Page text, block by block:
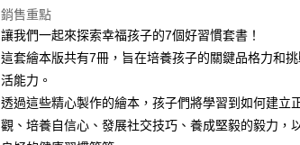
1.本服務係由「台灣大哥大股份有限公司」（以下簡稱本公司
用戶於交易時，得透過本服務購買商品或服務，並由商店將買
款買賣價金債權讓與本公司後，依約使用本公司帳單繳交帳
資料（包含姓名、電話或地址）提供予台灣大哥大進項蒐集、
用，由本公司與您本人進行分期帳單所需資料之確認、核對
3.完整用戶服務條款，請詳閱以下連結：
https://oppay.tw/
／ATM／網路銀行／等多元方式進行付款，方視為交易完成。
※ 請注意：結帳手續完成當下不需立刻繳費，但若您需要取
絡購買商品的店家。未經商家同意取消之訂單仍視為有效，需
先享後付繳納相關費用。
※ 交易是否成功請以「AFTEE先享後付 」之結帳頁面顯示為
是否繳費成功／繳費後需取消欲退款等相關疑問，請聯繫「
付客戶支援中心」https://netprotections.freshdesk.com/
國內宅配/郵寄 (不適用離島、海外及郵局i郵箱)
每筆NT$70，滿NT$800(含以上)免運費
離島宅配（澎湖、金門、馬祖、小琉球；不適用於郵
銷售重點
讓我們一起來探索幸福孩子的7個好習慣套書！
這套繪本版共有7冊，旨在培養孩子的關鍵品格力和
活能力。
透過這些精心製作的繪本，孩子們將學習到如何建立
觀、培養自信心、發展社交技巧、養成堅毅的毅力，